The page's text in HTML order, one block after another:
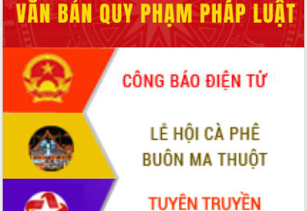
Đẩy mạnh cải cách hành chính, quyết
tâm đạt được mục tiêu tăng trưởng
hai con số trong năm 2026
Tổ chức trang trọng Lễ hội Đền thờ
Lương Văn Chánh năm 2026
Phó Bí thư Tỉnh ủy Đắk Lắk Đỗ Hữu
Huy giữ chức Bí thư Đảng ủy Ủy Ban
Nhân dân tỉnh
Bệnh án điện tử thúc đẩy chuyển đổi
số y tế tại Đắk Lắk
Chuyển đổi số thư viện: Mở rộng
không gian tri thức trong thời đại số
Đánh giá, rút kinh nghiệm công tác tổ
chức diễn tập trước ngày bầu cử